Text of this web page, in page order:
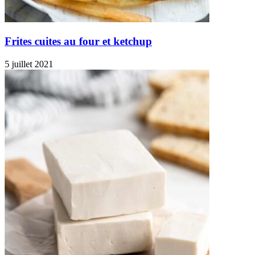
Frites cuites au four et ketchup
5 juillet 2021